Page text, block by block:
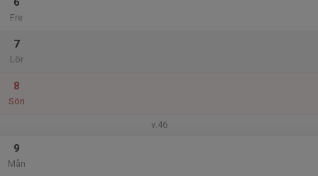
Fre
7
Lör
8
Sön
v.46
9
Mån